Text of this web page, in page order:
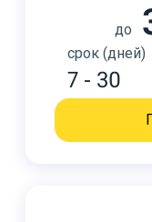
до
срок (дней)
7 - 30